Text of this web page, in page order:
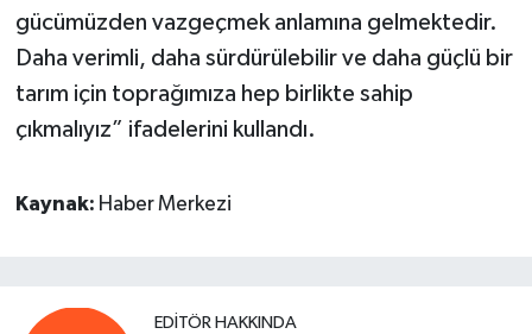
gücümüzden vazgeçmek anlamına gelmektedir.
Daha verimli, daha sürdürülebilir ve daha güçlü bir
tarım için toprağımıza hep birlikte sahip
çıkmalıyız” ifadelerini kullandı.
Kaynak: Haber Merkezi
EDITÖR HAKKINDA